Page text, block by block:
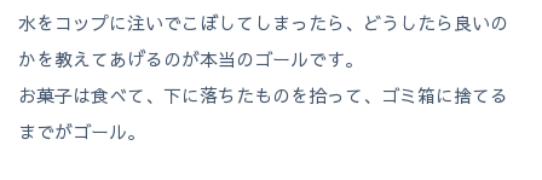
水をコップに注いでこぼしてしまったら、どうしたら良いの
かを教えてあげるのが本当のゴールです。
お菓子は食べて、下に落ちたものを拾って、ゴミ箱に捨てる
までがゴール。